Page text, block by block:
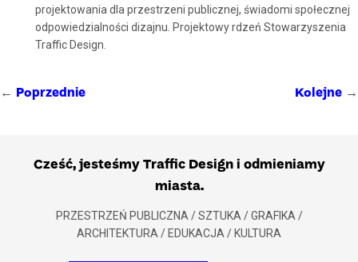
projektowania dla przestrzeni publicznej, świadomi społecznej
odpowiedzialności dizajnu. Projektowy rdzeń Stowarzyszenia
Traffic Design.
← Poprzednie Kolejne →
Cześć, jesteśmy Traffic Design i odmieniamy
miasta.
PRZESTRZEŃ PUBLICZNA / SZTUKA / GRAFIKA /
ARCHITEKTURA / EDUKACJA / KULTURA